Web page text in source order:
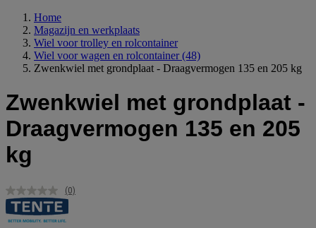
Home
Magazijn en werkplaats
Wiel voor trolley en rolcontainer
Wiel voor wagen en rolcontainer (48)
Zwenkwiel met grondplaat - Draagvermogen 135 en 205 kg
Zwenkwiel met grondplaat -
Draagvermogen 135 en 205
kg
Geen
Dezelfde
(0)